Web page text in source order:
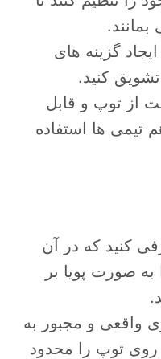
گزینه های
کنید.
از توپ و قابل
تیمی ها استفاده
کنید که در آن
به صورت پویا بر
واقعی و مجبور به
توپ را محدود